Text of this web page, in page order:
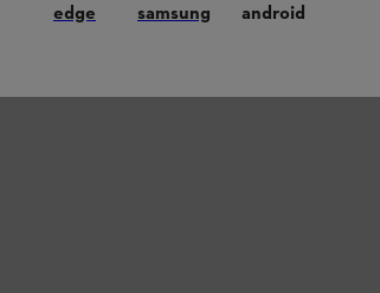
edge samsung android